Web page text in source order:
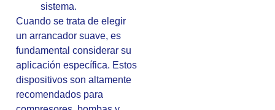
sistema.
Cuando se trata de elegir
un arrancador suave, es
fundamental considerar su
aplicación específica. Estos
dispositivos son altamente
recomendados para